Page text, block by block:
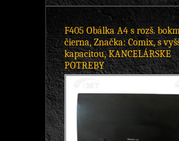
F405 Obálka A4 s rozš.
čierna, Značka: Comix, s
kapacitou, KANCELÁRSKE
POTREBY